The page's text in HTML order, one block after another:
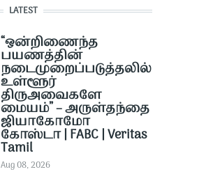
LATEST
“ஒன்றிணைந்த
பயணத்தின்
நடைமுறைப்படுத்தலில்
உள்ளூர்
திருஅவைகளே
மையம்” – அருள்தந்தை
ஜியாகோமோ
கோஸ்டா | FABC | Veritas
Tamil
Aug 08, 2026